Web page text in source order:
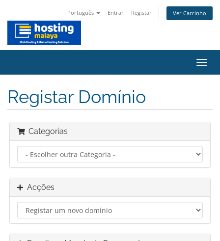
Português Entrar Registar Ver Carrinho
Registar Domínio
Categorias
Acções